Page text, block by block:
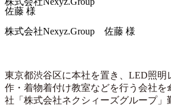
佐藤 様
株式会社Nexyz.Group 佐藤 様
東京都渋谷区に本社を置き、LED照明
作・着物着付け教室などを行う会社を
社「株式会社ネクシィーズグループ」